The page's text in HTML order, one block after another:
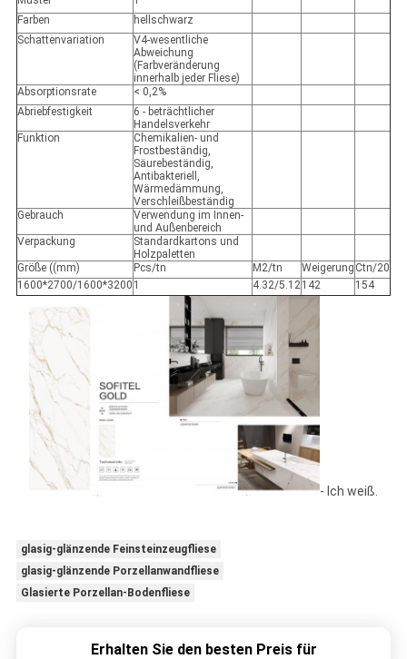
Farben
hellschwarz
Schattenvariation
V4-wesentliche
Abweichung
(Farbveränderung
innerhalb jeder Fliese)
Absorptionsrate
< 0,2%
Abriebfestigkeit
6 - beträchtlicher
Handelsverkehr
Funktion
Chemikalien- und
Frostbeständig,
Säurebeständig,
Antibakteriell,
Wärmedämmung,
Verschleißbeständig
Gebrauch
Verwendung im Innen-
und Außenbereich
Verpackung
Standardkartons und
Holzpaletten
Größe ((mm)
Pcs/tn M2/tn Weigerung Ctn/20
1600*2700/1600*3200 1 4.32/5.12142 154
- Ich weiß.
glasig-glänzende Feinsteinzeugfliese
glasig-glänzende Porzellanwandfliese
Glasierte Porzellan-Bodenfliese
Erhalten Sie den besten Preis für